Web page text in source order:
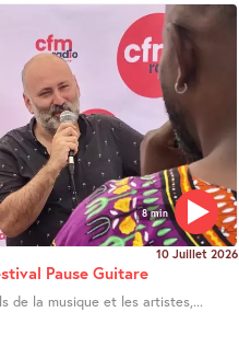
8 min
10 Juillet 2026
Pause Guitare
de la musique et les artistes,...